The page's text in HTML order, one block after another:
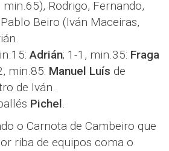
Rodrigo, Fernando,
Beiro (Iván Maceiras,
Adrián; 1-1, min.35: Fraga
min.85: Manuel Luís de
de Iván.
Pichel.
o Carnota de Cambeiro que
riba de equipos coma o